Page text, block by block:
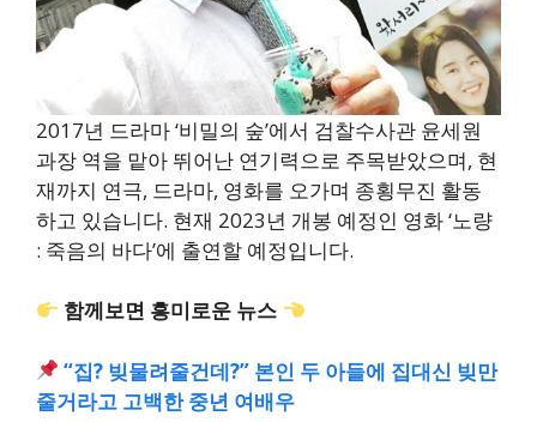
2017년 드라마 ‘비밀의 숲’에서 검찰수사관 윤세원
과장 역을 맡아 뛰어난 연기력으로 주목받았으며, 현
재까지 연극, 드라마, 영화를 오가며 종횡무진 활동
하고 있습니다. 현재 2023년 개봉 예정인 영화 ‘노량
: 죽음의 바다’에 출연할 예정입니다.
함께보면 흥미로운 뉴스
“집? 빚물려줄건데?” 본인 두 아들에 집대신 빚만
줄거라고 고백한 중년 여배우